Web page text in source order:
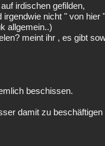
irdischen gefilden,
irgendwie nicht " von hier
allgemein..)
meint ihr , es gibt
beschissen.
damit zu beschäftigen